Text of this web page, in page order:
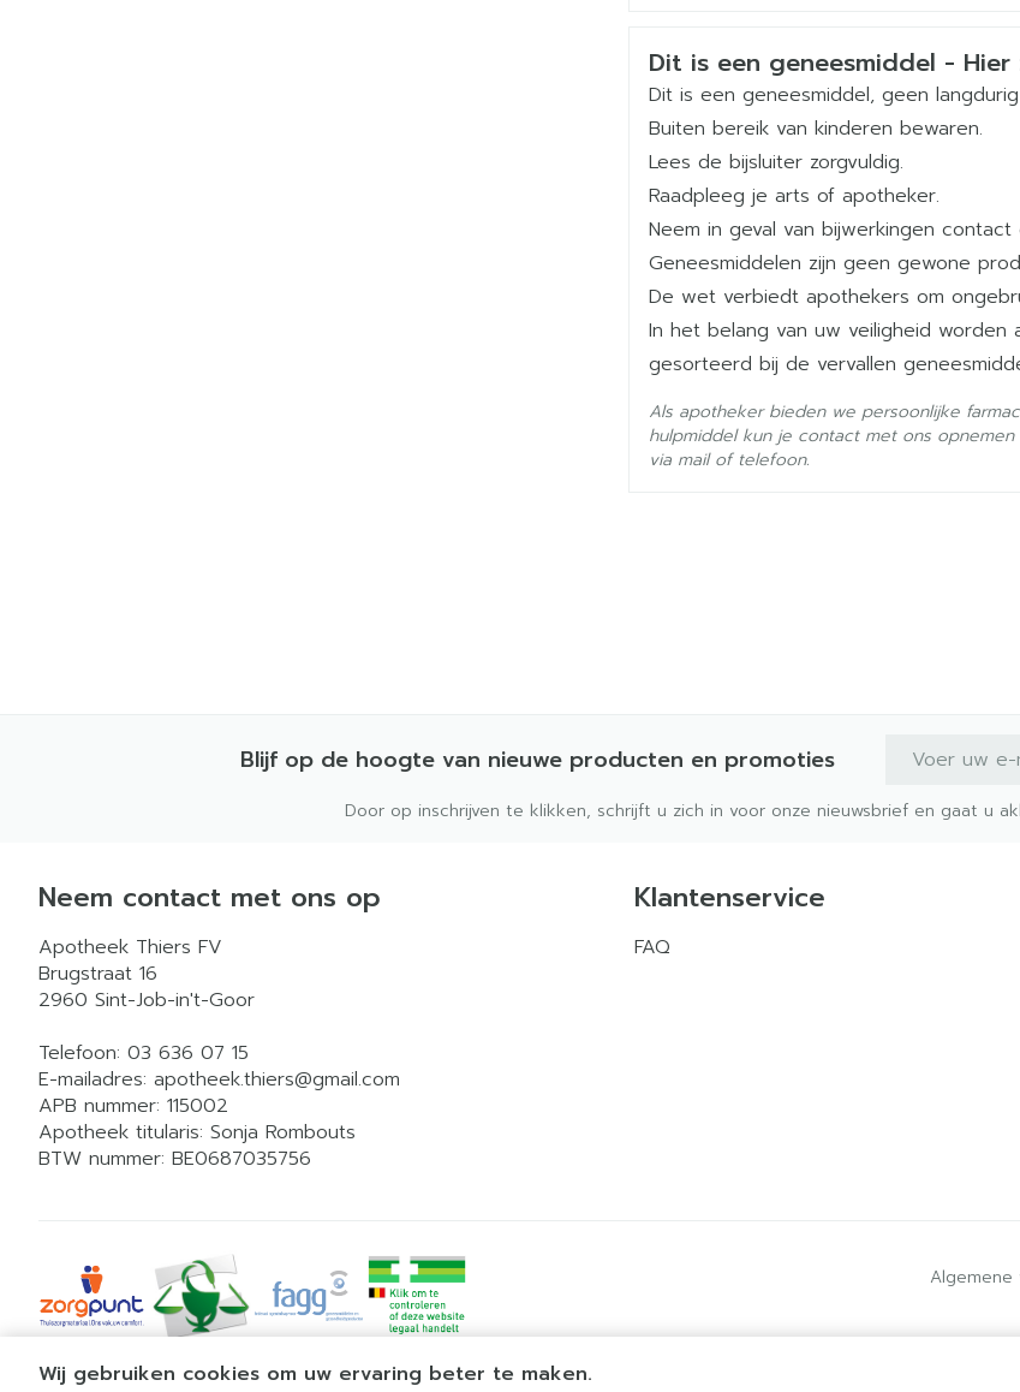
Wij gebruiken cookies om uw ervaring beter te maken.
Flacons niet schudden (anders
Merken Ferring
Breedte 109 mm
Lengte 127 mm
Diepte 66 mm
Hoeveelheid
Verpakking
2
Actieve
Ingrediënten
degarelix acetaat
Veiligheidsinformatie
Dit is een geneesmiddel -
Dit is een geneesmiddel, geen
Buiten bereik van kinderen bewaren.
Lees de bijsluiter zorgvuldig.
Raadpleeg je arts of apotheker.
Neem in geval van bijwerkingen
Geneesmiddelen zijn geen gewone
De wet verbiedt apothekers om
In het belang van uw veiligheid
gesorteerd bij de vervallen
Als apotheker bieden we persoonlijke
hulpmiddel kun je contact met ons
via mail of telefoon.
Blijf op de hoogte van nieuwe producten en promoties E-mail adres
Door op inschrijven te klikken, schrijft u zich in voor onze nieuwsbrief en gaat u
Neem contact met ons op
Apotheek Thiers FV
Brugstraat 16
2960 Sint-Job-in't-Goor
Telefoon: 03 636 07 15
E-mailadres: apotheek.thiers@gmail.com
APB nummer: 115002
Apotheek titularis: Sonja Rombouts
BTW nummer: BE0687035756
Klantenservice
FAQ
Algemene